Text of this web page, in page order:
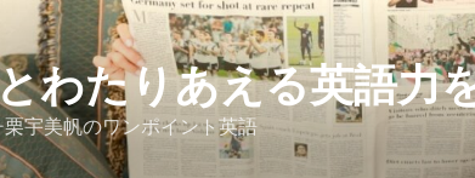
わたりあえる英語力
宇美帆のワンポイント英語